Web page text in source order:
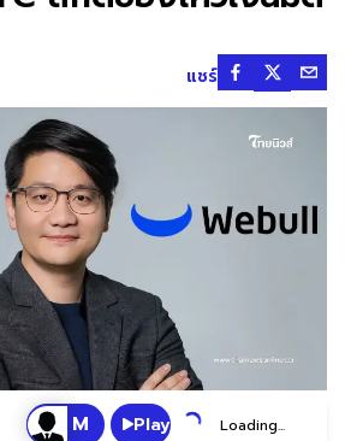
แชร์
Play Loading...